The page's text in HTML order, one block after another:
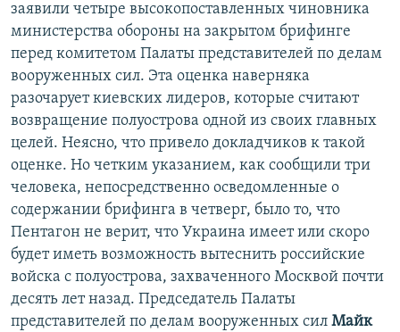
заявили четыре высокопоставленных чиновника
министерства обороны на закрытом брифинге
перед комитетом Палаты представителей по делам
вооруженных сил. Эта оценка наверняка
разочарует киевских лидеров, которые считают
возвращение полуострова одной из своих главных
целей. Неясно, что привело докладчиков к такой
оценке. Но четким указанием, как сообщили три
человека, непосредственно осведомленные о
содержании брифинга в четверг, было то, что
Пентагон не верит, что Украина имеет или скоро
будет иметь возможность вытеснить российские
войска с полуострова, захваченного Москвой почти
десять лет назад. Председатель Палаты
представителей по делам вооруженных сил Майк